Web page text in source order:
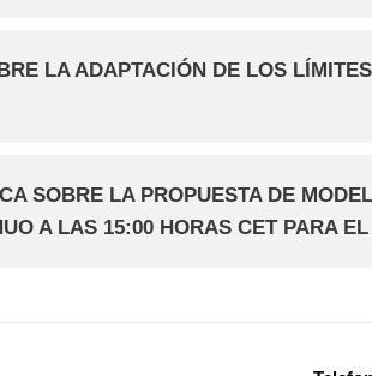
LA ADAPTACIÓN DE LOS
SOBRE LA PROPUESTA DE
A LAS 15:00 HORAS CET PARA